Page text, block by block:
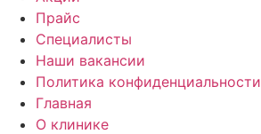
Прайс
Специалисты
Наши вакансии
Политика конфиденциальности
Главная
О клинике